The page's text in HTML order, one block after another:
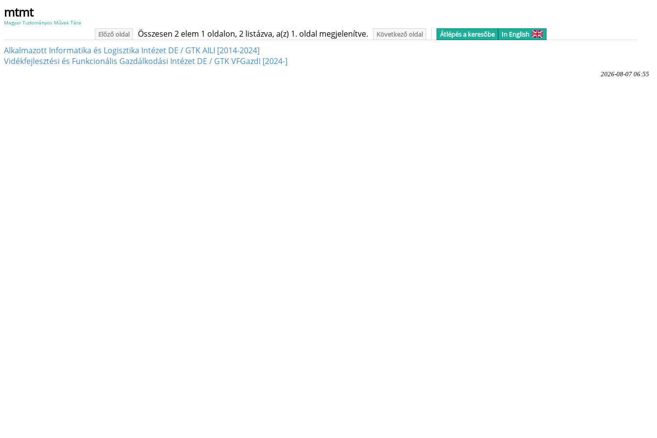
mtmt
Magyar Tudományos Művek Tára
Előző oldal Összesen 2 elem 1 oldalon, 2 listázva, a(z) 1. oldal megjelenítve. Következő oldal Átlépés a keresőbe In English
Alkalmazott Informatika és Logisztika Intézet DE / GTK AILI [2014-2024]
Vidékfejlesztési és Funkcionális Gazdálkodási Intézet DE / GTK VFGazdI [2024-]
2026-08-07 06:55